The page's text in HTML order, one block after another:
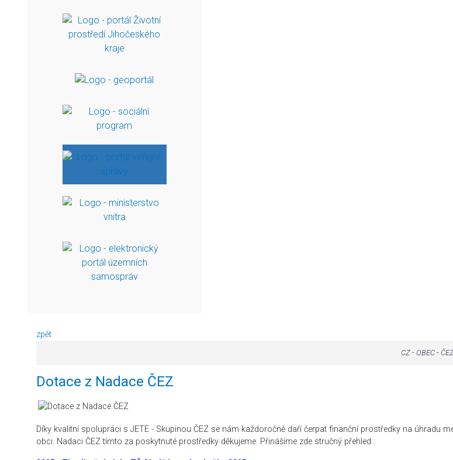
zpět
CZ -OBEC -
Dotace z Nadace ČEZ
Díky kvalitní spolupráci s JETE - Skupinou ČEZ se nám každoročně daří čerpat finanční prostředky na úhradu
obci. Nadaci ČEZ tímto za poskytnuté prostředky děkujeme. Přinášíme zde stručný přehled :